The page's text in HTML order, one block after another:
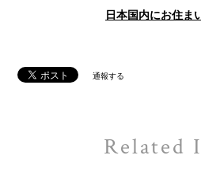
日本国内にお住ま
通報する
Related